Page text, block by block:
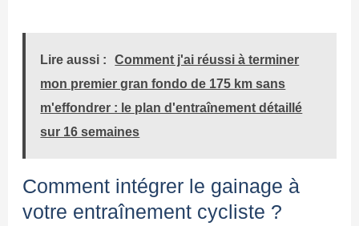
Lire aussi :
Comment j'ai réussi à terminer
mon premier gran fondo de 175 km sans
m'effondrer : le plan d'entraînement détaillé
sur 16 semaines
Comment intégrer le gainage à
votre entraînement cycliste ?